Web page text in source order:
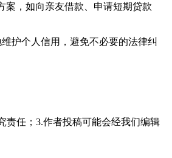
案，如向亲友借款、申请短期贷款
护个人信用，避免不必要的法律纠
责任；3.作者投稿可能会经我们编辑